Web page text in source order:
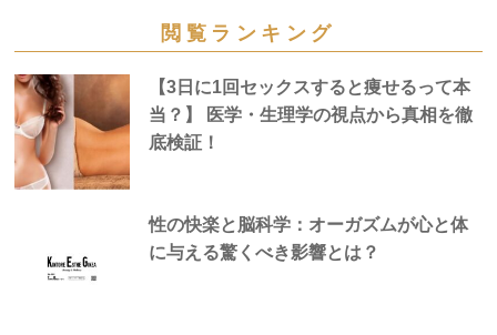
閲覧ランキング
【3日に1回セックスすると痩せるって本
当？】 医学・生理学の視点から真相を徹
底検証！
性の快楽と脳科学：オーガズムが心と体
に与える驚くべき影響とは？